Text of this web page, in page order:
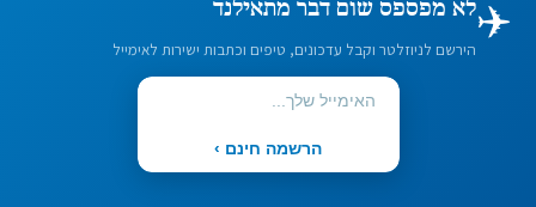
✈️לא מפספס שום דבר מתאילנד
הירשם לניוזלטר וקבל עדכונים, טיפים וכתבות ישירות לאימייל
הרשמה חינם ›